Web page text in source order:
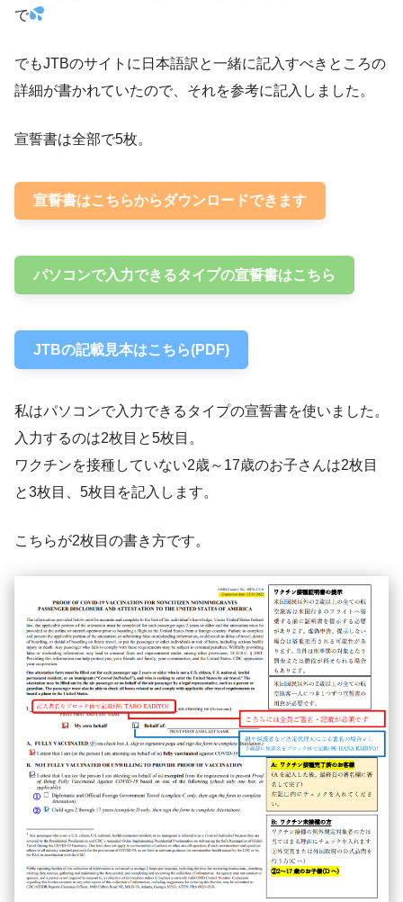
で
でもJTBのサイトに日本語訳と一緒に記入すべきところの
詳細が書かれていたので、それを参考に記入しました。
宣誓書は全部で5枚。
宣誓書はこちらからダウンロードできます
パソコンで入力できるタイプの宣誓書はこちら
JTBの記載見本はこちら(PDF)
私はパソコンで入力できるタイプの宣誓書を使いました。
入力するのは2枚目と5枚目。
ワクチンを接種していない2歳～17歳のお子さんは2枚目
と3枚目、5枚目を記入します。
こちらが2枚目の書き方です。